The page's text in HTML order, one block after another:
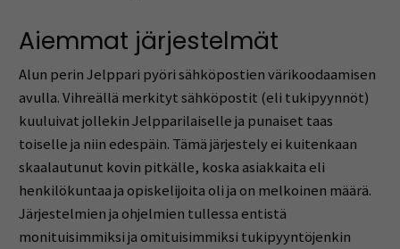
Aiemmat järjestelmät
Alun perin Jelppari pyöri sähköpostien värikoodaamisen
avulla. Vihreällä merkityt sähköpostit (eli tukipyynnöt)
kuuluivat jollekin Jelpparilaiselle ja punaiset taas
toiselle ja niin edespäin. Tämä järjestely ei kuitenkaan
skaalautunut kovin pitkälle, koska asiakkaita eli
henkilökuntaa ja opiskelijoita oli ja on melkoinen määrä.
Järjestelmien ja ohjelmien tullessa entistä
monituisimmiksi ja omituisimmiksi tukipyyntöjenkin